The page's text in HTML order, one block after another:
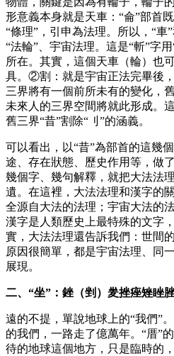
形意義本身就是天車：“侖”部首
“條理”，引申為法理。所以，“車
“法輪”、宇宙法理。這是“斬”字
所在。其實，這個天車（輪）也
具。②割：就是宇宙正法完畢後
三界將有一個前所未有的變化，
未來人的三界空間將就此形成。
舊三界“昔”割除“刂”的涵義。
可以看出，以“昔”為部首的這幾
途、存在狀態、歷史作用等，做
幾個字、幾句解釋，就把大法法
遺。在這裡，大法法理和漢字的
全源自大法的法理；宇宙大法的
漢字是人類歷史上最特殊的文字
實，大法法理還告訴我們：世間
原因很簡單，都是宇宙法理、同
展現。
二、“坐”：銼（剉）夎挫痤矬睉
遠的不提，單說地球上的“我們”
的我們，一路走了億萬年。“厝”
待的地球這個地方，只是臨時的